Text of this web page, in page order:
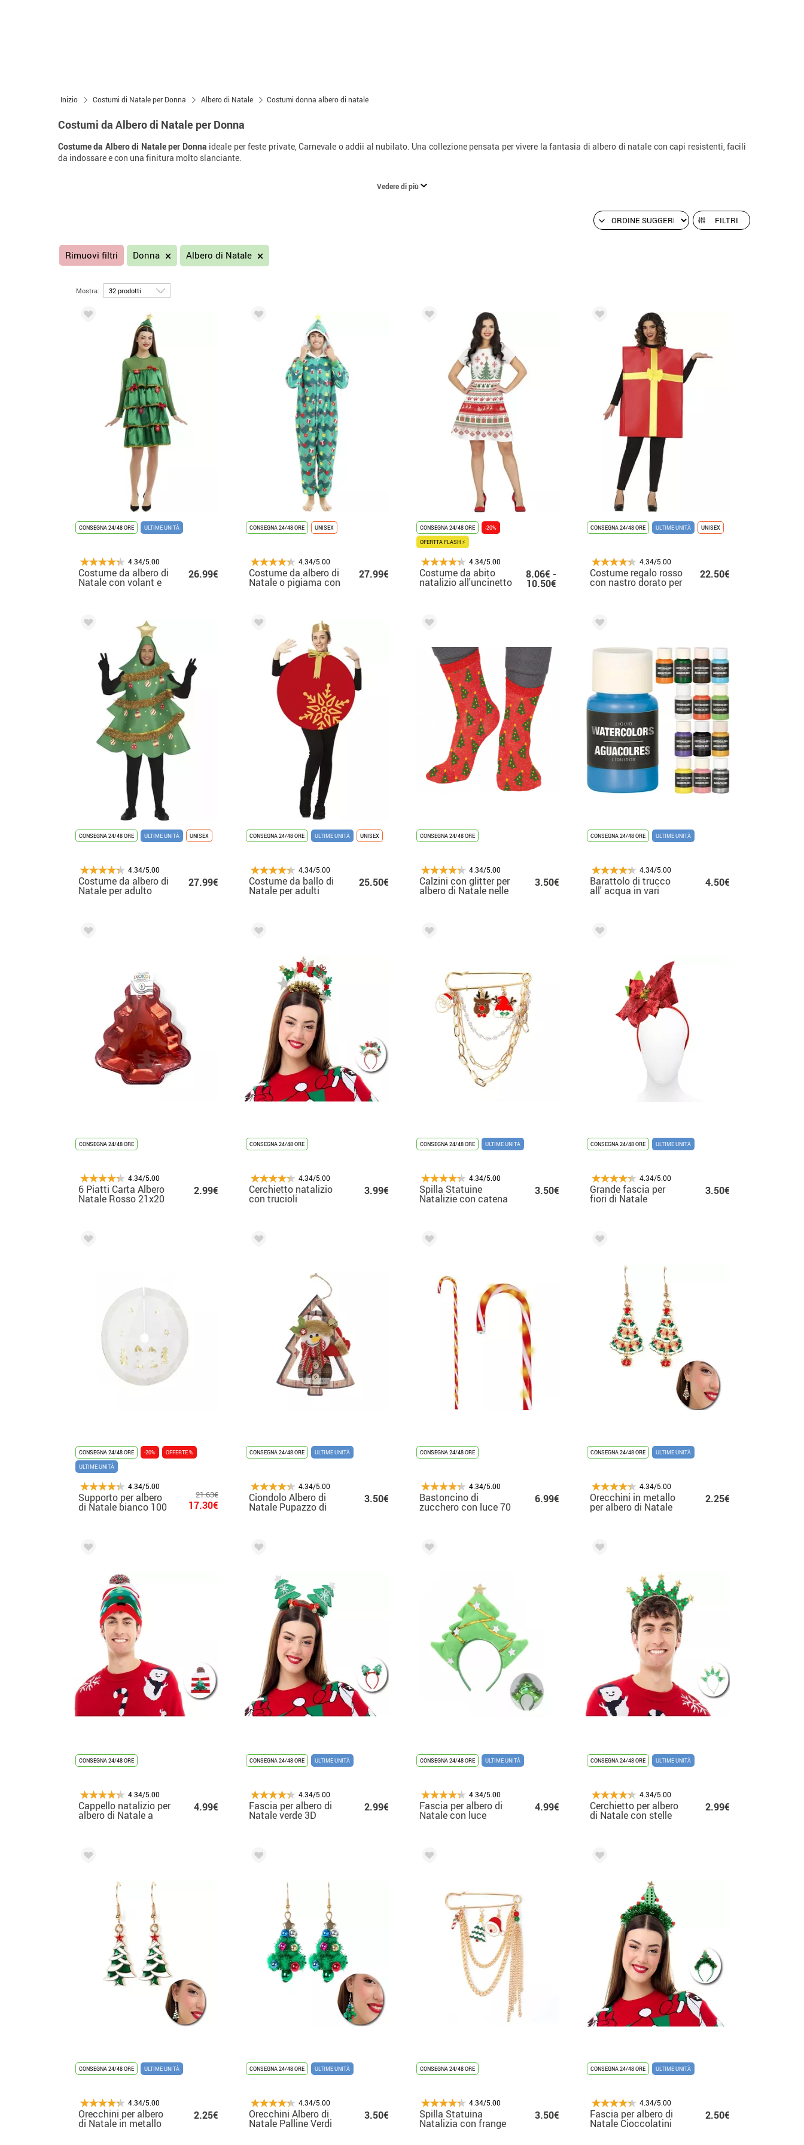
Inizio Costumi di Natale per Donna Albero di Natale Costumi donna albero di natale
Costumi da Albero di Natale per Donna
Costume da Albero di Natale per Donna ideale per feste private, Carnevale o addii al nubilato. Una collezione pensata per vivere la fantasia di albero di natale con capi resistenti, facili
da indossare e con una finitura molto slanciante.
Vedere di più
FILTRI
Rimuovi filtri Donna Albero di Natale
Mostra:
CONSEGNA 24/48 ORE ULTIME UNITÀ
4.34/5.00
Costume da albero di
Natale con volant e
26.99€
CONSEGNA 24/48 ORE UNISEX
4.34/5.00
Costume da albero di
Natale o pigiama con
cappuccio per adulto
27.99€
CONSEGNA 24/48 ORE
-20%
OFERTTA FLASH ⚡
4.34/5.00
Costume da abito
natalizio all'uncinetto
8.06€ -
10.50€
CONSEGNA 24/48 ORE ULTIME UNITÀ UNISEX
4.34/5.00
Costume regalo rosso
con nastro dorato per
22.50€
CONSEGNA 24/48 ORE ULTIME UNITÀ UNISEX
4.34/5.00
Costume da albero di
Natale per adulto
27.99€
CONSEGNA 24/48 ORE ULTIME UNITÀ UNISEX
4.34/5.00
Costume da ballo di
Natale per adulti
25.50€
CONSEGNA 24/48 ORE
4.34/5.00
Calzini con glitter per
albero di Natale nelle
3.50€
CONSEGNA 24/48 ORE ULTIME UNITÀ
4.34/5.00
Barattolo di trucco
all' acqua in vari
colori 28 ml
4.50€
CONSEGNA 24/48 ORE
4.34/5.00
6 Piatti Carta Albero
Natale Rosso 21x20
2.99€
CONSEGNA 24/48 ORE
4.34/5.00
Cerchietto natalizio
con trucioli
3.99€
CONSEGNA 24/48 ORE ULTIME UNITÀ
4.34/5.00
Spilla Statuine
Natalizie con catena
3.50€
CONSEGNA 24/48 ORE ULTIME UNITÀ
4.34/5.00
Grande fascia per
fiori di Natale
3.50€
CONSEGNA 24/48 ORE -20%
OFFERTE %
ULTIME UNITÀ
4.34/5.00
Supporto per albero
di Natale bianco 100
21.63€
17.30€
CONSEGNA 24/48 ORE ULTIME UNITÀ
4.34/5.00
Ciondolo Albero di
Natale Pupazzo di
Neve 19x16 cm
3.50€
CONSEGNA 24/48 ORE
4.34/5.00
Bastoncino di
zucchero con luce 70
6.99€
CONSEGNA 24/48 ORE ULTIME UNITÀ
4.34/5.00
Orecchini in metallo
per albero di Natale
2x4 cm
2.25€
CONSEGNA 24/48 ORE
4.34/5.00
Cappello natalizio per
albero di Natale a
4.99€
CONSEGNA 24/48 ORE ULTIME UNITÀ
4.34/5.00
Fascia per albero di
Natale verde 3D
2.99€
CONSEGNA 24/48 ORE ULTIME UNITÀ
4.34/5.00
Fascia per albero di
Natale con luce
4.99€
CONSEGNA 24/48 ORE ULTIME UNITÀ
4.34/5.00
Cerchietto per albero
di Natale con stelle
2.99€
CONSEGNA 24/48 ORE ULTIME UNITÀ
4.34/5.00
Orecchini per albero
di Natale in metallo
2.25€
CONSEGNA 24/48 ORE ULTIME UNITÀ
4.34/5.00
Orecchini Albero di
Natale Palline Verdi
3.50€
CONSEGNA 24/48 ORE
4.34/5.00
Spilla Statuina
Natalizia con frange
3.50€
CONSEGNA 24/48 ORE ULTIME UNITÀ
4.34/5.00
Fascia per albero di
Natale Cioccolatini
2.50€